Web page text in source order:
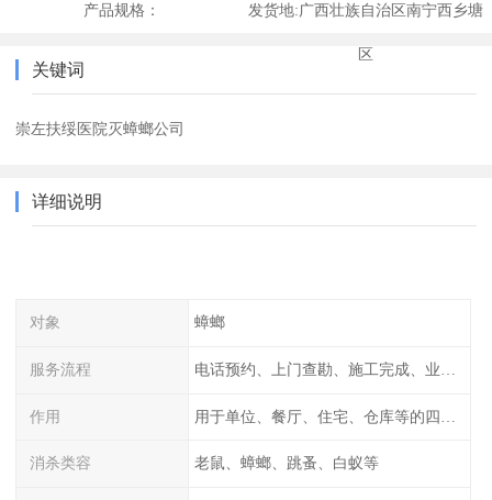
产品规格： 发货地:广西壮族自治区南宁西乡塘
区
关键词
崇左扶绥医院灭蟑螂公司
详细说明
对象 蟑螂
服务流程
作用
消杀类容 老鼠、蟑螂、跳蚤、白蚁等